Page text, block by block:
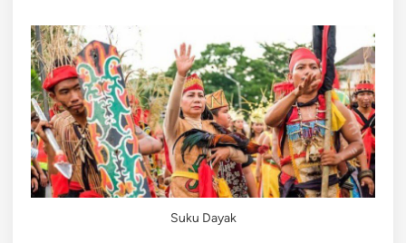
Suku Dayak